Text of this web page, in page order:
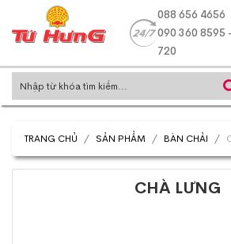
088 656 4656
090 360 8595
720
TRANG CHỦ SẢN PHẨM BÀN CHẢI
CHÀ LƯNG